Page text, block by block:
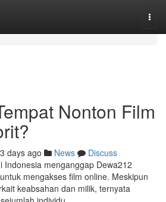
Nonton Film
days ago News
Discuss
Indonesia menganggap Dewa212
mengakses film online. Meskipun
keabsahan dan milik, ternyata